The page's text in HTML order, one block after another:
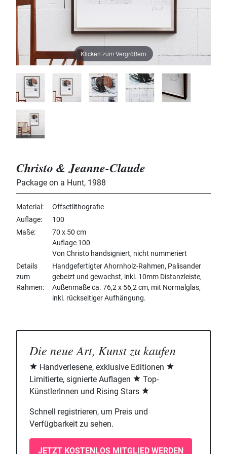
Klicken zum Vergrößern
Christo & Jeanne-Claude
Package on a Hunt, 1988
Material
Offsetlithografie
Auflage
100
Maße
70 x 50 cm
Auflage 100
Von Christo handsigniert, nicht nummeriert
Details
zum
Rahmen
Handgefertigter Ahornholz-Rahmen, Palisander
gebeizt und gewachst, inkl. 10mm Distanzleiste,
Außenmaße ca. 76,2 x 56,2 cm, mit Normalglas,
inkl. rückseitiger Aufhängung.
Die neue Art, Kunst zu kaufen
Handverlesene, exklusive Editionen
Limitierte, signierte Auflagen
Top-
KünstlerInnen und Rising Stars
Schnell registrieren, um Preis und
Verfügbarkeit zu sehen.
JETZT KOSTENLOS MITGLIED WERDEN